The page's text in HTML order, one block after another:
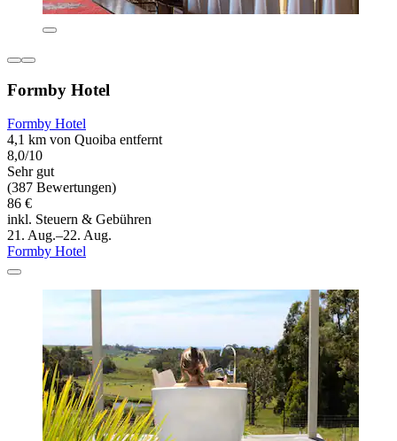
Formby Hotel
Formby Hotel
4,1 km von Quoiba entfernt
8,0/10
Sehr gut
(387 Bewertungen)
86 €
inkl. Steuern & Gebühren
21. Aug.–22. Aug.
Formby Hotel